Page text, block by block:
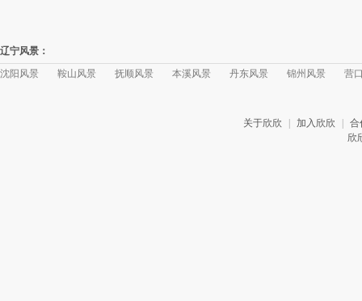
辽宁风景：
沈阳风景
鞍山风景 抚顺风景 本溪风景 丹东风景 锦州风景 营
关于欣欣 加入欣欣
合
欣